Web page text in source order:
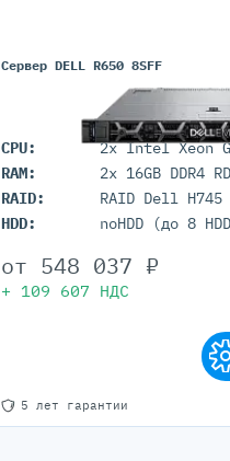
Сервер DELL R650 8SFF
CPU:
RAM:
2x 16GB DDR4
RAID:
RAID Dell H745
HDD:
noHDD (до 8
5 лет гарантии
от 548 037 ₽
+ 109 607 НДС